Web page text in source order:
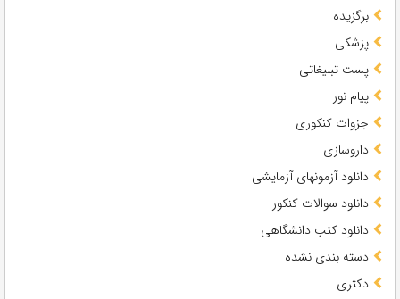
برگزیده
پزشکی
پست تبلیغاتی
پیام نور
جزوات کنکوری
داروسازی
دانلود آزمونهای آزمایشی
دانلود سوالات کنکور
دانلود کتب دانشگاهی
دسته بندی نشده
دکتری